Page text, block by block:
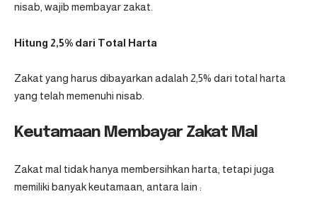
nisab, wajib membayar zakat.
Hitung 2,5% dari Total Harta
Zakat yang harus dibayarkan adalah 2,5% dari total harta
yang telah memenuhi nisab.
Keutamaan Membayar Zakat Mal
Zakat mal tidak hanya membersihkan harta, tetapi juga
memiliki banyak keutamaan, antara lain :